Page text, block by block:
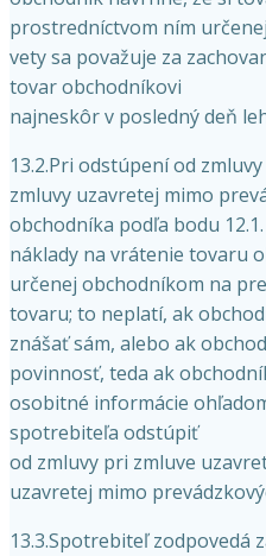
prostredníctvom ním
vety sa považuje za
tovar obchodníkovi
najneskôr v posledný deň
13.2.Pri odstúpení od
zmluvy uzavretej mimo
obchodníka podľa bodu
náklady na vrátenie tovaru
určenej obchodníkom na
tovaru; to neplatí, ak
znášať sám, alebo ak
povinnosť, teda ak
osobitné informácie
spotrebiteľa odstúpiť
od zmluvy pri zmluve
uzavretej mimo
13.3.Spotrebiteľ zodpovedá